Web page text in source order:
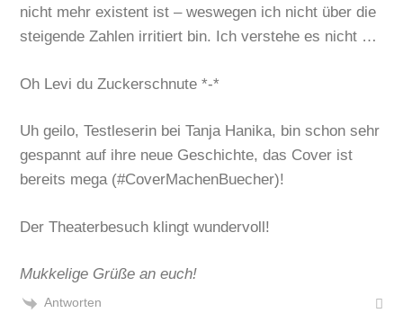
nicht mehr existent ist – weswegen ich nicht über die
steigende Zahlen irritiert bin. Ich verstehe es nicht …
Oh Levi du Zuckerschnute *-*
Uh geilo, Testleserin bei Tanja Hanika, bin schon sehr
gespannt auf ihre neue Geschichte, das Cover ist
bereits mega (#CoverMachenBuecher)!
Der Theaterbesuch klingt wundervoll!
Mukkelige Grüße an euch!
Antworten